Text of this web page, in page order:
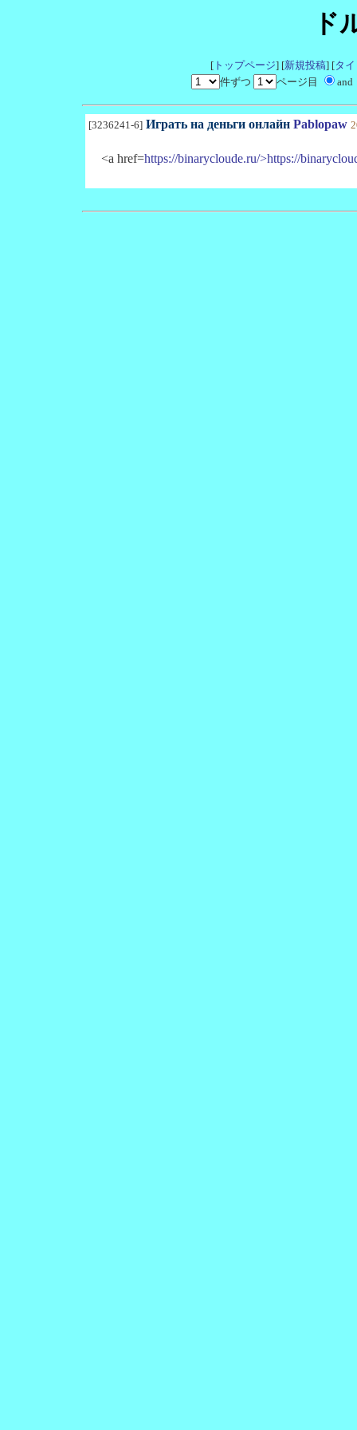
ド
[トップページ] [新規投稿] [タ
件ずつ
ページ目 and
[3236241-6] Играть на деньги онлайн Pablopaw
<a href=https://binarycloude.ru/>https://